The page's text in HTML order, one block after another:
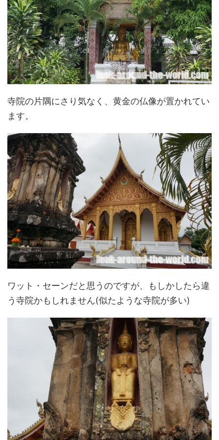
寺院の片隅にさり気なく、黄金の仏像が置かれてい
ます。
ワット・セーンだと思うのですが、もしかしたら違
う寺院かもしれません(似たような寺院が多い)